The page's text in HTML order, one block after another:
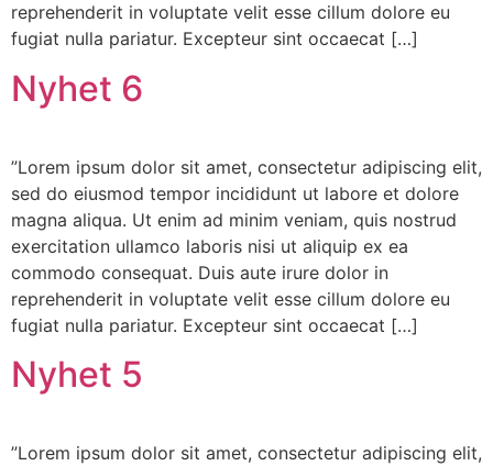
reprehenderit in voluptate velit esse cillum dolore eu
fugiat nulla pariatur. Excepteur sint occaecat […]
Nyhet 6
”Lorem ipsum dolor sit amet, consectetur adipiscing elit,
sed do eiusmod tempor incididunt ut labore et dolore
magna aliqua. Ut enim ad minim veniam, quis nostrud
exercitation ullamco laboris nisi ut aliquip ex ea
commodo consequat. Duis aute irure dolor in
reprehenderit in voluptate velit esse cillum dolore eu
fugiat nulla pariatur. Excepteur sint occaecat […]
Nyhet 5
”Lorem ipsum dolor sit amet, consectetur adipiscing elit,